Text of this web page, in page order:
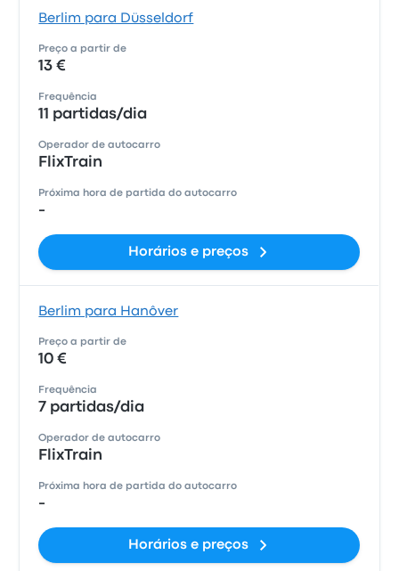
Berlim para Düsseldorf
Preço a partir de
13 €
Frequência
11 partidas/dia
Operador de autocarro
FlixTrain
Próxima hora de partida do autocarro
-
Horários e preços
Berlim para Hanôver
Preço a partir de
10 €
Frequência
7 partidas/dia
Operador de autocarro
FlixTrain
Próxima hora de partida do autocarro
-
Horários e preços